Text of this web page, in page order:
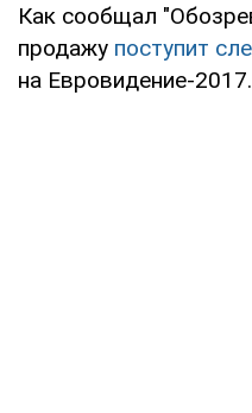
Как сообщал
продажу поступит
на Евровидение-2017.